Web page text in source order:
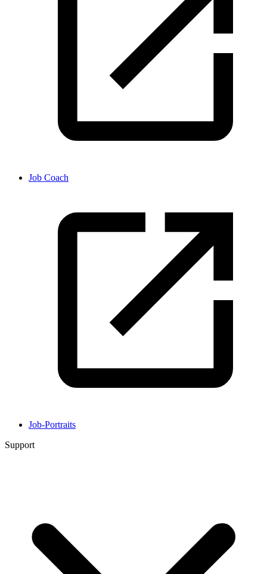
Job Coach
Job-Portraits
Support